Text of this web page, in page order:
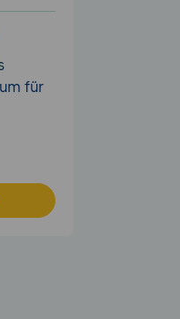
für